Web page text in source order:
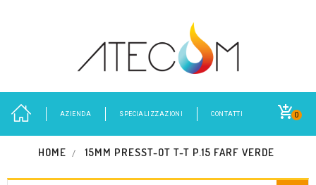
0
AZIENDA SPECIALIZZAZIONI CONTATTI
HOME 15MM PRESST-OT T-T P.15 FARF VERDE